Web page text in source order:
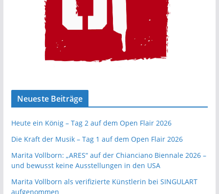
Neueste Beiträge
Heute ein König – Tag 2 auf dem Open Flair 2026
Die Kraft der Musik – Tag 1 auf dem Open Flair 2026
Marita Vollborn: „ARES“ auf der Chianciano Biennale 2026 –
und bewusst keine Ausstellungen in den USA
Marita Vollborn als verifizierte Künstlerin bei SINGULART
aufgenommen